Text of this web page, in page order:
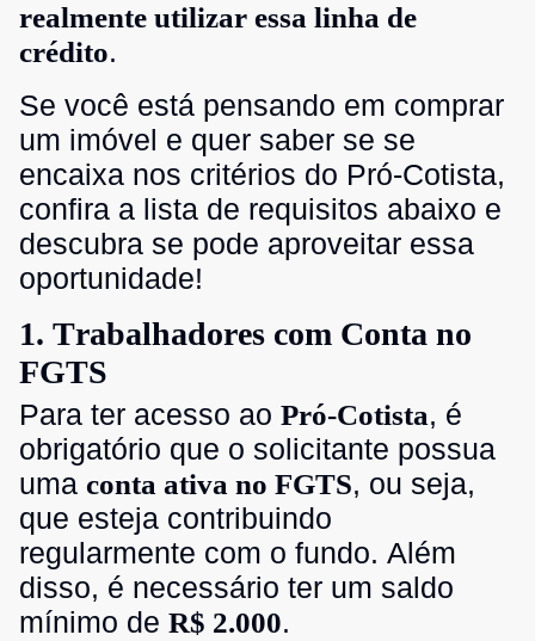
realmente utilizar essa linha de
crédito.
Se você está pensando em comprar
um imóvel e quer saber se se
encaixa nos critérios do Pró-Cotista,
confira a lista de requisitos abaixo e
descubra se pode aproveitar essa
oportunidade!
1. Trabalhadores com Conta no
FGTS
Para ter acesso ao Pró-Cotista, é
obrigatório que o solicitante possua
uma conta ativa no FGTS, ou seja,
que esteja contribuindo
regularmente com o fundo. Além
disso, é necessário ter um saldo
mínimo de R$ 2.000.